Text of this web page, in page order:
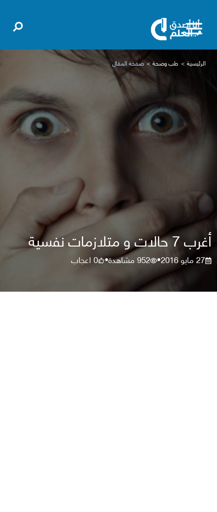
الرئيسية طب وصحة صفحة المقال
أغرب 7 حالات و متلازمات نفسية
27 مايو 2016 •
952مشاهدة•
0اعجاب